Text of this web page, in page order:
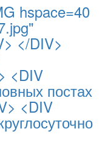
hspace=40
</DIV>
<DIV
постах
<DIV